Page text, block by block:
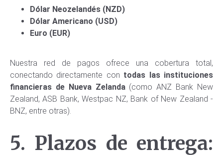
Dólar Neozelandés (NZD)
Dólar Americano (USD)
Euro (EUR)
Nuestra red de pagos ofrece una cobertura total,
conectando directamente con todas las instituciones
financieras de Nueva Zelanda(como ANZ Bank New
Zealand, ASB Bank, Westpac NZ, Bank of New Zealand -
BNZ, entre otras).
5. Plazos de entrega: